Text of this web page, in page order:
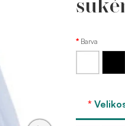
Barva